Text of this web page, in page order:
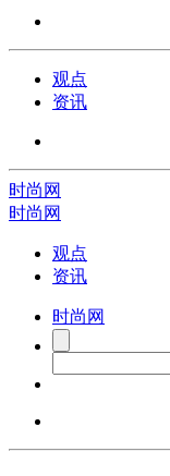
观点
资讯
时尚网
时尚网
观点
资讯
时尚网